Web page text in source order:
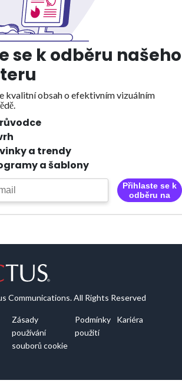
se k odběru našeho
kvalitní obsah o efektivním vizuálním
a trendy
a šablony
Přihlaste se k
odběru na
Communications. All Rights Reserved
Zásady
používání
souborů cookie
Podmínky
použití
Kariéra